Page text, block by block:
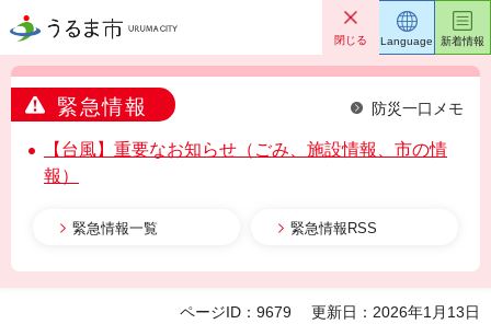
うるま市 閉じる
緊急情報 防災一口メモ
【台風】重要なお知らせ（ごみ、施設情報、市の情
報）
緊急情報一覧 緊急情報RSS
Language 新着情報
ページID：9679 更新日：2026年1月13日